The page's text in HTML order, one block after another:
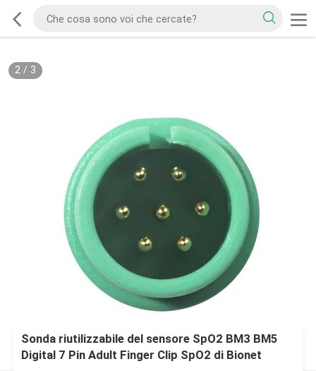
2/ 3
Sonda riutilizzabile del sensore SpO2 BM3 BM5
Digital 7 Pin Adult Finger Clip SpO2 di Bionet